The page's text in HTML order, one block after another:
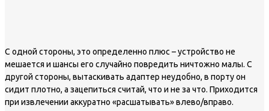
С одной стороны, это определенно плюс – устройство не
мешается и шансы его случайно повредить ничтожно малы. С
другой стороны, вытаскивать адаптер неудобно, в порту он
сидит плотно, а зацепиться считай, что и не за что. Приходится
при извлечении аккуратно «расшатывать» влево/вправо.